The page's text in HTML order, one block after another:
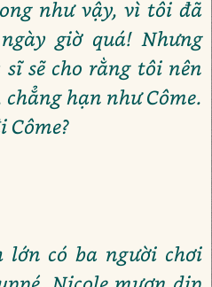
như vậy, vì tôi đã
giờ quá! Nhưng
sĩ sẽ cho rằng tôi nên
hạn như Côme.
Côme?
lớn có ba người chơi